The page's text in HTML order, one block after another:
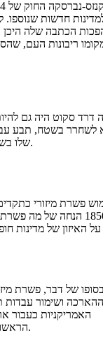
חדשות
הכתבה שלה היכן
ריבונות העם,
דרד סקוט היה גם
לשחרר בשטח, תבע
שלו בשטח חינם הפר את העקרונות של פשרת מיזורי.
פשרת מיזורי
1850 הנחה של מה
האיזון של מדינות
של דבר, פשרת
ההארכה ושימור עבדות
האמריקניות כעבור
הראשונות לענות על הוויכוח על עבדות והתפשטותה.